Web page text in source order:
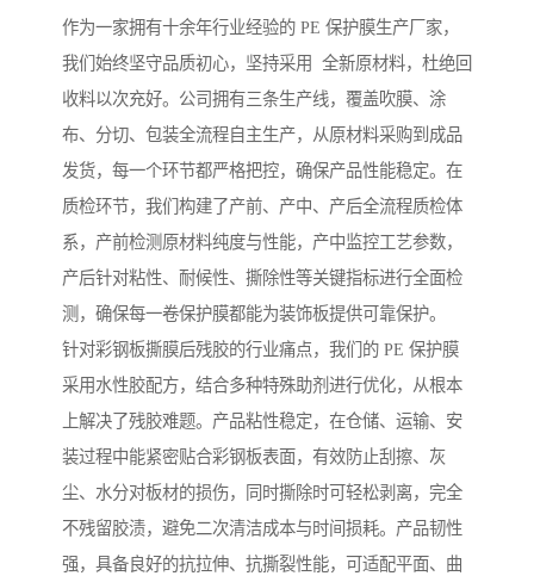
作为一家拥有十余年行业经验的 PE 保护膜生产厂家，
我们始终坚守品质初心，坚持采用 全新原材料，杜绝回
收料以次充好。公司拥有三条生产线，覆盖吹膜、涂
布、分切、包装全流程自主生产，从原材料采购到成品
发货，每一个环节都严格把控，确保产品性能稳定。在
质检环节，我们构建了产前、产中、产后全流程质检体
系，产前检测原材料纯度与性能，产中监控工艺参数，
产后针对粘性、耐候性、撕除性等关键指标进行全面检
测，确保每一卷保护膜都能为装饰板提供可靠保护。
针对彩钢板撕膜后残胶的行业痛点，我们的 PE 保护膜
采用水性胶配方，结合多种特殊助剂进行优化，从根本
上解决了残胶难题。产品粘性稳定，在仓储、运输、安
装过程中能紧密贴合彩钢板表面，有效防止刮擦、灰
尘、水分对板材的损伤，同时撕除时可轻松剥离，完全
不残留胶渍，避免二次清洁成本与时间损耗。产品韧性
强，具备良好的抗拉伸、抗撕裂性能，可适配平面、曲